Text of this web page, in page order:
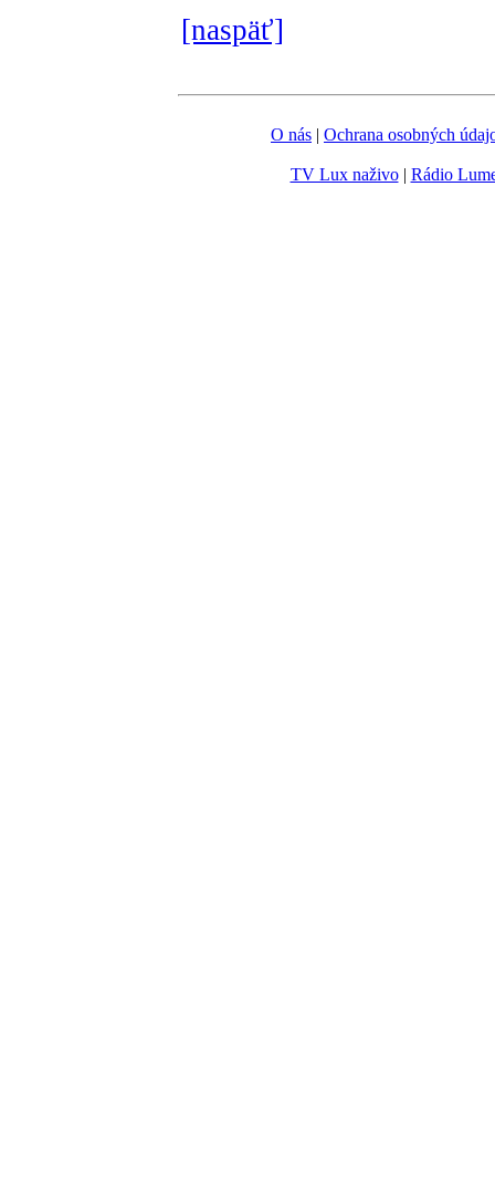
[naspäť]
O nás | Ochrana osobných
TV Lux naživo| Rádio